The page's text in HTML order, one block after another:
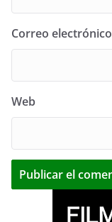
Correo electrónico
Web